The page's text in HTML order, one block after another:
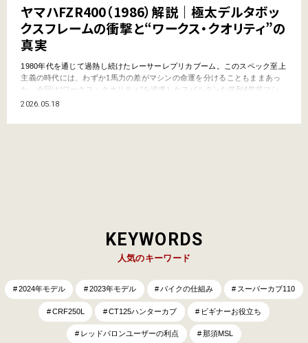
ヤマハFZR400（1986）解説｜極太デルタボッ
クスフレームの衝撃と“ワークス・クオリティ”の
真実
1980年代を通じて過熱し続けたレーサーレプリカブーム。このスペック至上
主義の時代には、わずか1馬力の差がマシンの命運を分けることもままあっ
た。今回は“ワークス・クオリティ”を追求したスパルタンな並列4気筒マシ
ン、ヤマハFZR400を取り上げる。 ●文:ヤングマシン編集部 極太のフレーム
展進化形をリリースする。1986年５…
2026.05.18
KEYWORDS
人気のキーワード
2024年モデル 2023年モデル バイクの仕組み スーパーカブ110
CRF250L CT125ハンターカブ ビギナーお役立ち
レッドバロンユーザーの利点 那須MSL